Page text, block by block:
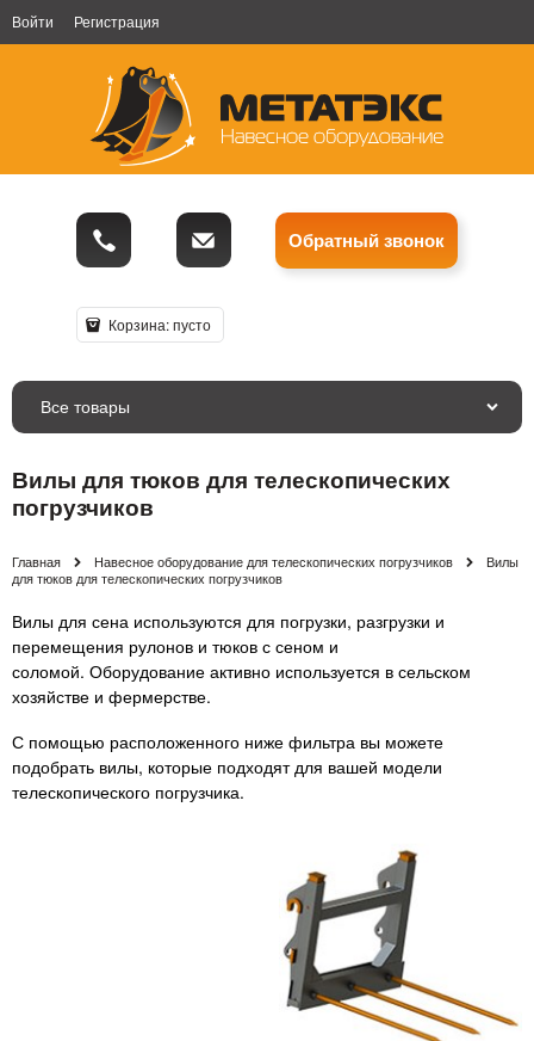
Войти Регистрация
Обратный звонок
Корзина:пусто
Все товары
Вилы для тюков для телескопических
погрузчиков
Главная Навесное оборудование для телескопических погрузчиков
Вилы
для тюков для телескопических погрузчиков
Вилы для сена используются для погрузки, разгрузки и
перемещения рулонов и тюков с сеном и
соломой. Оборудование активно используется в сельском
хозяйстве и фермерстве.
С помощью расположенного ниже фильтра вы можете
подобрать вилы, которые подходят для вашей модели
телескопического погрузчика.